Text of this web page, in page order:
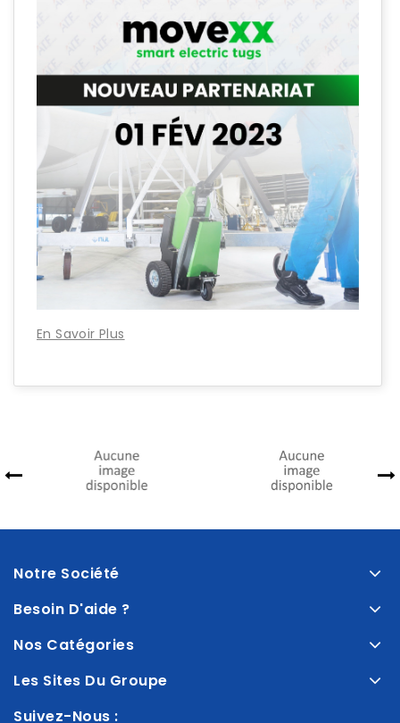
En Savoir Plus
Notre Société
Besoin D'aide ?
Nos Catégories
Les Sites Du Groupe
Suivez-Nous :